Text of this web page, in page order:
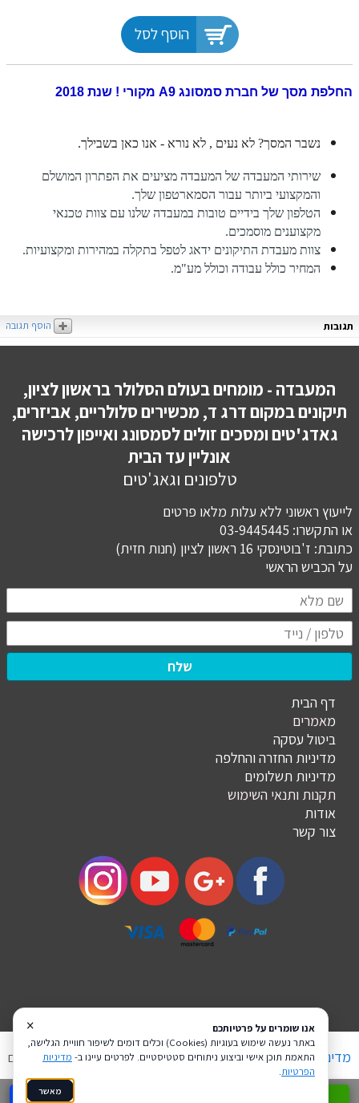
הוסף לסל
החלפת מסך של חברת סמסונג A9 מקורי ! שנת 2018
נשבר המסך? לא נעים , לא נורא - אנו כאן בשבילך.
שירותי המעבדה של המעבדה מציעים את הפתרון המושלם
והמקצועי ביותר עבור הסמארטפון שלך.
הטלפון שלך בידיים טובות במעבדה שלנו עם צוות טכנאי
מקצוענים מוסמכים.
צוות מעבדת התיקונים ידאג לטפל בתקלה במהירות ומקצועיות.
המחיר כולל עבודה וכולל מע"מ.
תגובות הוסף תגובה
המעבדה - מומחים בעולם הסלולר בראשון לציון,
תיקונים במקום דרג ד, מכשירים סלולריים, אביזרים,
גאדג'טים ומסכים זולים לסמסונג ואייפון לרכישה
אונליין עד הבית
טלפונים וגאג'טים
לייעוץ ראשוני ללא עלות מלאו פרטים
או התקשרו: 03-9445445
כתובת: ז'בוטינסקי 16 ראשון לציון (חנות חזית)
​​​​​​​על הכביש הראשי
שלח
דף הבית
מאמרים
ביטול עסקה
מדיניות החזרה והחלפה
מדיניות תשלומים
תקנות ותנאי השימוש
אודות
צור קשר
מדיניות פרטיות הצהרת נגישות Coi בניית אתרים
×
אנו שומרים על פרטיותכם
באתר נעשה שימוש בעוגיות (Cookies) וכלים דומים לשיפור חוויית הגלישה,
התאמת תוכן אישי וביצוע ניתוחים סטטיסטיים. לפרטים עיינו ב- מדיניות
הפרטיות.
מאשר